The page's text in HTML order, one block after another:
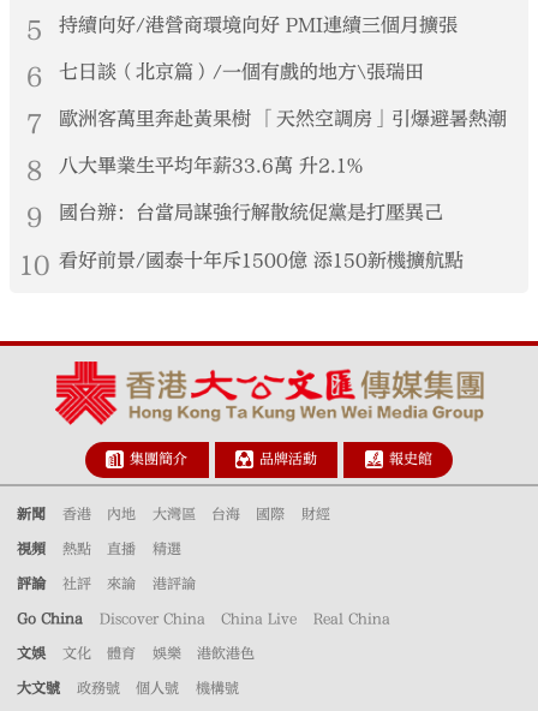
5 持續向好/港營商環境向好 PMI連續三個月擴張
6 七日談（北京篇）/一個有戲的地方\張瑞田
7 歐洲客萬里奔赴黃果樹 「天然空調房」引爆避暑熱潮
8 八大畢業生平均年薪33.6萬 升2.1%
9 國台辦：台當局謀強行解散統促黨是打壓異己
10 看好前景/國泰十年斥1500億 添150新機擴航點
集團簡介 品牌活動 報史館
新聞 香港 內地 大灣區 台海 國際 財經
視頻 熱點 直播 精選
評論 社評 來論 港評論
Go China Discover China China Live Real China
文娛 文化 體育 娛樂 港飲港色
大文號 政務號 個人號 機構號